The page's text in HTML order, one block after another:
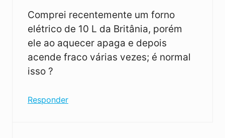
Comprei recentemente um forno
elétrico de 10 L da Britânia, porém
ele ao aquecer apaga e depois
acende fraco várias vezes; é normal
isso ?
Responder